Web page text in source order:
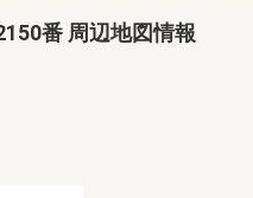
番 周辺地図情報